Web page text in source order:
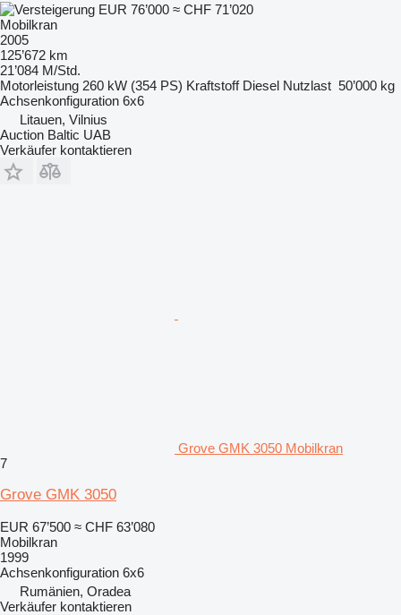
EUR 76’000 ≈ CHF 71’020
Mobilkran
2005
125’672 km
21’084 M/Std.
Motorleistung 260 kW (354 PS) Kraftstoff Diesel Nutzlast 50’000 kg
Achsenkonfiguration 6x6
Litauen, Vilnius
Auction Baltic UAB
Verkäufer kontaktieren
Grove GMK 3050 Mobilkran
7
Grove GMK 3050
EUR 67’500 ≈ CHF 63’080
Mobilkran
1999
Achsenkonfiguration 6x6
Rumänien, Oradea
Verkäufer kontaktieren